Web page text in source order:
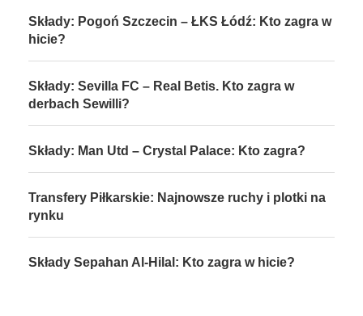
Składy: Pogoń Szczecin – ŁKS Łódź: Kto zagra w
hicie?
Składy: Sevilla FC – Real Betis. Kto zagra w
derbach Sewilli?
Składy: Man Utd – Crystal Palace: Kto zagra?
Transfery Piłkarskie: Najnowsze ruchy i plotki na
rynku
Składy Sepahan Al-Hilal: Kto zagra w hicie?